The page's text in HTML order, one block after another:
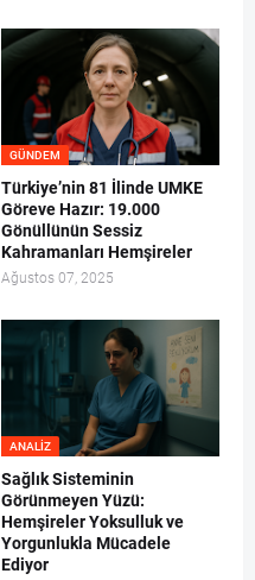
GÜNDEM
Türkiye’nin 81 İlinde UMKE
Göreve Hazır: 19.000
Gönüllünün Sessiz
Kahramanları Hemşireler
Ağustos 07, 2025
ANALIZ
Sağlık Sisteminin
Görünmeyen Yüzü:
Hemşireler Yoksulluk ve
Yorgunlukla Mücadele
Ediyor